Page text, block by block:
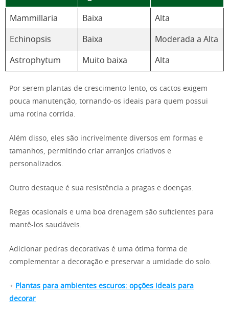
Mammillaria Baixa Alta
Echinopsis Baixa Moderada a Alta
Astrophytum Muito baixa Alta
Por serem plantas de crescimento lento, os cactos exigem
pouca manutenção, tornando-os ideais para quem possui
uma rotina corrida.
Além disso, eles são incrivelmente diversos em formas e
tamanhos, permitindo criar arranjos criativos e
personalizados.
Outro destaque é sua resistência a pragas e doenças.
Regas ocasionais e uma boa drenagem são suficientes para
mantê-los saudáveis.
Adicionar pedras decorativas é uma ótima forma de
complementar a decoração e preservar a umidade do solo.
+ Plantas para ambientes escuros: opções ideais para
decorar